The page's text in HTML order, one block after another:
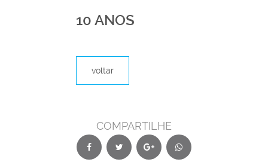
10 ANOS
voltar
COMPARTILHE